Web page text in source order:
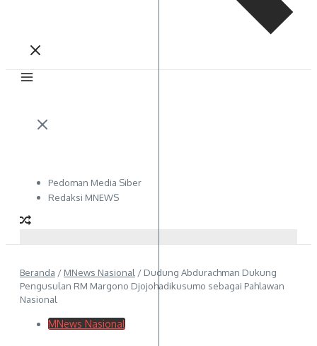
Pedoman Media Siber
Redaksi MNEWS
Beranda / MNews Nasional / Dudung Abdurachman Dukung
Pengusulan RM Margono Djojohadikusumo sebagai Pahlawan
Nasional
MNews Nasional